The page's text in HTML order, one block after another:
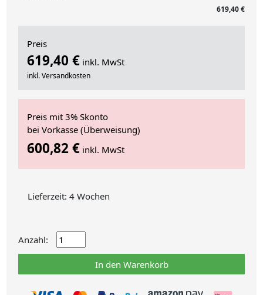
619,40 €
Preis
619,40 € inkl. MwSt
inkl. Versandkosten
Preis mit 3% Skonto
bei Vorkasse (Überweisung)
600,82 € inkl. MwSt
Lieferzeit: 4 Wochen
Anzahl:
In den Warenkorb